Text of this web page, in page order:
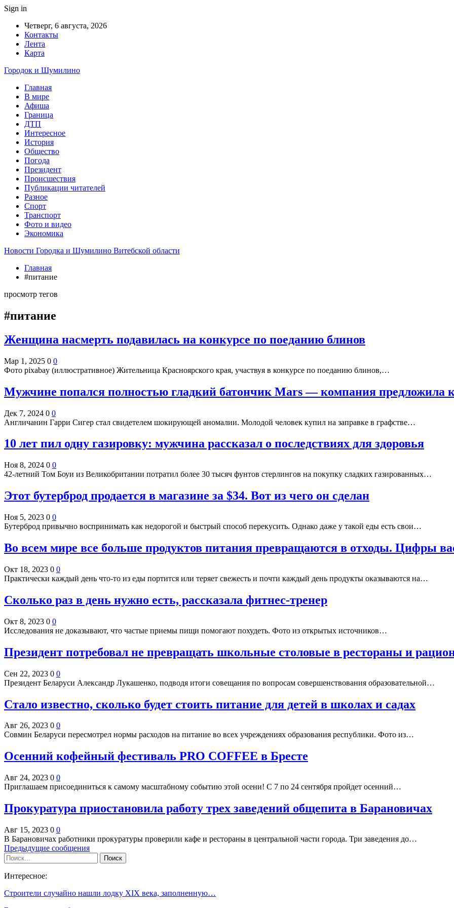
Sign in
Четверг, 6 августа, 2026
Контакты
Лента
Карта
Городок и Шумилино
Главная
В мире
Афиша
Граница
ДТП
Интересное
История
Общество
Погода
Президент
Происшествия
Публикации читателей
Разное
Спорт
Транспорт
Фото и видео
Экономика
Новости Городка и Шумилино Витебской области
Главная
#питание
просмотр тегов
#питание
Женщина насмерть подавилась на конкурсе по поеданию блинов
Мар 1, 2025 0 0
Фото pixabay (иллюстративное) Жительница Красноярского края, участвуя в конкурсе по поеданию блинов,…
Мужчине попался полностью гладкий батончик Mars — компания предложила
Дек 7, 2024 0 0
Англичанин Гарри Сигер стал свидетелем шокирующей аномалии. Молодой человек купил на заправке в графстве…
10 лет пил одну газировку: мужчина рассказал о последствиях для здоровья
Ноя 8, 2024 0 0
42-летний Том Боуи из Великобритании потратил более 30 тысяч фунтов стерлингов на покупку сладких газированных…
Этот бутерброд продается в магазине за $34. Вот из чего он сделан
Ноя 5, 2023 0 0
Бутерброд привычно воспринимать как недорогой и быстрый способ перекусить. Однако даже у такой еды есть свои…
Во всем мире все больше продуктов питания превращаются в отходы. Цифры
Окт 18, 2023 0 0
Практически каждый день что-то из еды портится или теряет свежесть и почти каждый день продукты оказываются на…
Сколько раз в день нужно есть, рассказала фитнес-тренер
Окт 8, 2023 0 0
Исследования не доказывают, что частые приемы пищи помогают похудеть. Фото из открытых источников…
Президент потребовал не превращать школьные столовые в рестораны и
Сен 22, 2023 0 0
Президент Беларуси Александр Лукашенко, подводя итоги совещания по вопросам совершенствования образовательной…
Стало известно, сколько будет стоить питание для детей в школах и садах
Авг 26, 2023 0 0
Совмин Беларуси пересмотрел нормы расходов на питание во всех учреждениях образования республики. Фото из…
Осенний кофейный фестиваль PRO COFFEE в Бресте
Авг 24, 2023 0 0
Приглашаем присоединиться к самому масштабному событию этой осени! С 7 по 24 сентября пройдет осенний…
Прокуратура приостановила работу трех заведений общепита в Барановичах
Авг 15, 2023 0 0
В Барановичах работники прокуратуры проверили кафе и рестораны в центральной части города. Три заведения до…
Предыдущие сообщения
Интересное:
Строители случайно нашли лодку XIX века, заполненную…